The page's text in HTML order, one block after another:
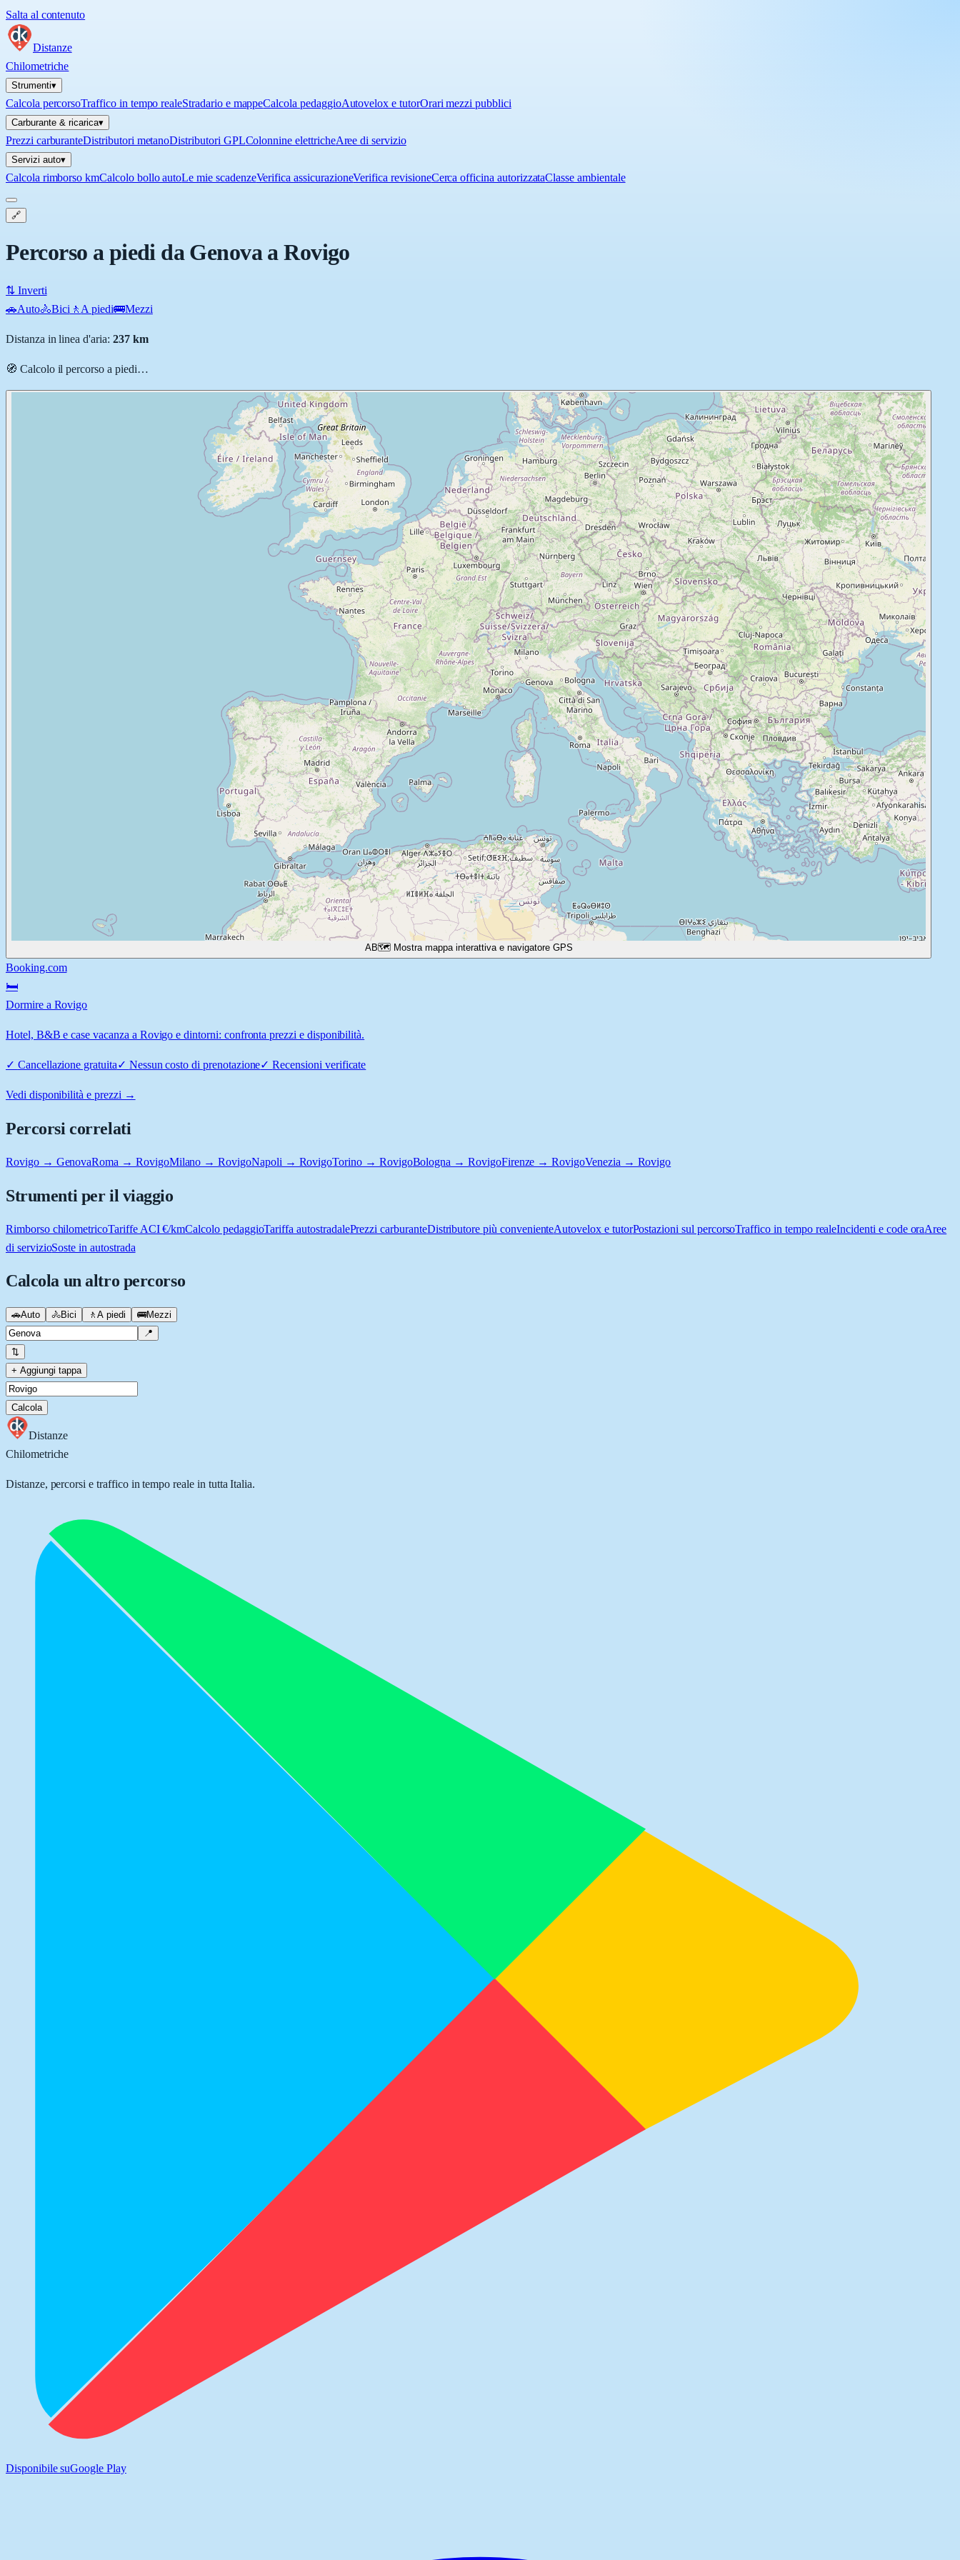
Salta al contenuto
Distanze
Chilometriche
Strumenti▾
Calcola percorsoTraffico in tempo realeStradario e mappeCalcola pedaggioAutovelox e tutorOrari mezzi pubblici
Carburante & ricarica▾
Prezzi carburanteDistributori metanoDistributori GPLColonnine elettricheAree di servizio
Servizi auto▾
Calcola rimborso kmCalcolo bollo autoLe mie scadenzeVerifica assicurazioneVerifica revisioneCerca officina autorizzataClasse ambientale
🔗
Percorso a piedi da Genova a Rovigo
⇅ Inverti
🚗Auto🚴Bici 🚶 A piedi🚌Mezzi
Distanza in linea d'aria: 237km
🧭 Calcolo il percorso a piedi…
AB🗺️ Mostra mappa interattiva e navigatore GPS
Booking.com
🛏️
Dormire a Rovigo
Hotel, B&B e case vacanza a Rovigo e dintorni: confronta prezzi e disponibilità.
✓ Cancellazione gratuita✓ Nessun costo di prenotazione✓Recensioni verificate
Vedi disponibilità e prezzi →
Percorsi correlati
Rovigo → GenovaRoma → RovigoMilano → RovigoNapoli → RovigoTorino → RovigoBologna → RovigoFirenze → RovigoVenezia → Rovigo
Strumenti per il viaggio
Rimborso chilometricoTariffe ACI €/kmCalcolo pedaggioTariffa autostradalePrezzi carburanteDistributore più convenienteAutovelox e tutorPostazioni sul percorsoTraffico in tempo realeIncidenti e code oraAree
di servizioSoste in autostrada
Calcola un altro percorso
🚗Auto 🚴Bici 🚶 A piedi 🚌Mezzi
📍
⇅
+ Aggiungi tappa
Calcola
Distanze
Chilometriche
Distanze, percorsi e traffico in tempo reale in tutta Italia.
Disponibile suGoogle Play